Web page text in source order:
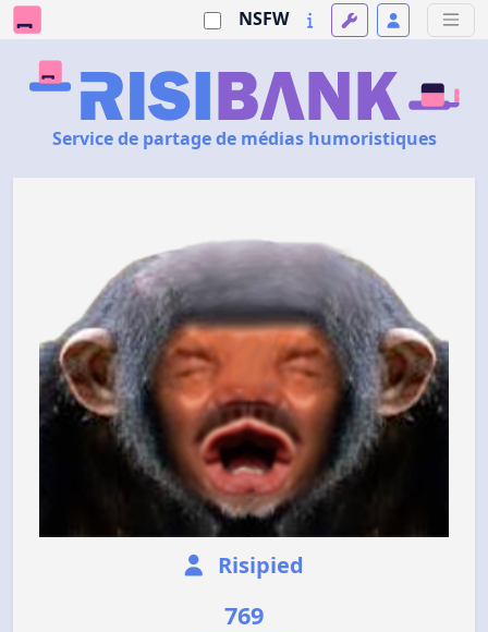
NSFW
Service de partage de médias humoristiques
Risipied
769